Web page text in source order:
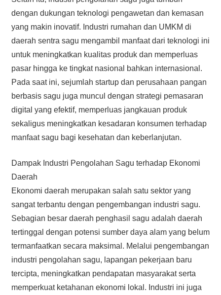
dengan dukungan teknologi pengawetan dan kemasan
yang makin inovatif. Industri rumahan dan UMKM di
daerah sentra sagu mengambil manfaat dari teknologi ini
untuk meningkatkan kualitas produk dan memperluas
pasar hingga ke tingkat nasional bahkan internasional.
Pada saat ini, sejumlah startup dan perusahaan pangan
berbasis sagu juga muncul dengan strategi pemasaran
digital yang efektif, memperluas jangkauan produk
sekaligus meningkatkan kesadaran konsumen terhadap
manfaat sagu bagi kesehatan dan keberlanjutan.
Dampak Industri Pengolahan Sagu terhadap Ekonomi
Daerah
Ekonomi daerah merupakan salah satu sektor yang
sangat terbantu dengan pengembangan industri sagu.
Sebagian besar daerah penghasil sagu adalah daerah
tertinggal dengan potensi sumber daya alam yang belum
termanfaatkan secara maksimal. Melalui pengembangan
industri pengolahan sagu, lapangan pekerjaan baru
tercipta, meningkatkan pendapatan masyarakat serta
memperkuat ketahanan ekonomi lokal. Industri ini juga